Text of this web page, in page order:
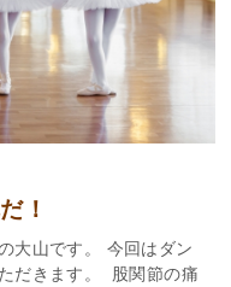
！
大山です。 今回はダン
だきます。 股関節の痛